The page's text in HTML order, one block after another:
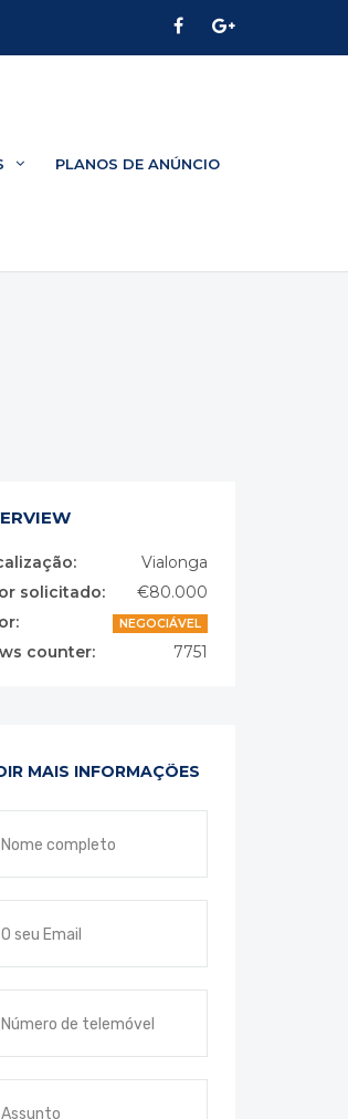
PLANOS DE ANÚNCIO
Vialonga
solicitado:
€80.000
NEGOCIÁVEL
counter: 7751
MAIS INFORMAÇÕES